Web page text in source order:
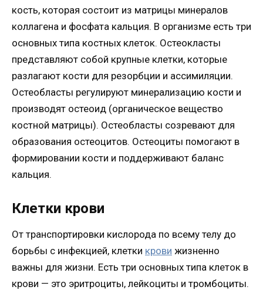
кость, которая состоит из матрицы минералов
коллагена и фосфата кальция. В организме есть три
основных типа костных клеток. Остеокласты
представляют собой крупные клетки, которые
разлагают кости для резорбции и ассимиляции.
Остеобласты регулируют минерализацию кости и
производят остеоид (органическое вещество
костной матрицы). Остеобласты созревают для
образования остеоцитов. Остеоциты помогают в
формировании кости и поддерживают баланс
кальция.
Клетки крови
От транспортировки кислорода по всему телу до
борьбы с инфекцией, клетки крови жизненно
важны для жизни. Есть три основных типа клеток в
крови — это эритроциты, лейкоциты и тромбоциты.